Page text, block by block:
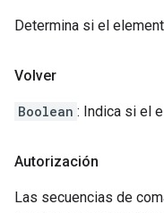
Determina si el
Volver
Boolean : Indica si el
Autorización
Las secuencias de